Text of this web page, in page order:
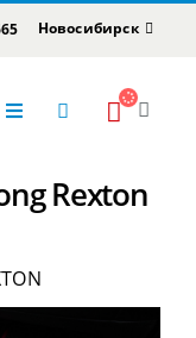
Новосибирск
Rexton